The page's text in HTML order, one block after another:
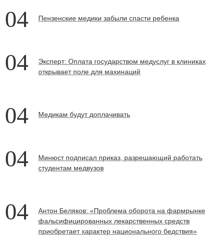
04 Пензенские медики забыли спасти ребенка
04
Эксперт: Оплата государством медуслуг в клиниках
открывает поле для махинаций
04 Медикам будут доплачивать
04
Минюст подписал приказ, разрешающий работать
студентам медвузов
04
Антон Беляков: «Проблема оборота на фармрынке
фальсифицированных лекарственных средств
приобретает характер национального бедствия»